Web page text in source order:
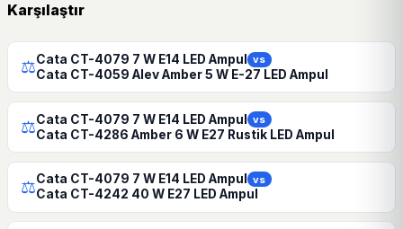
Karşılaştır
⚖Cata CT-4079 7 W E14 LED Ampul vs
Cata CT-4059 Alev Amber 5 W E-27 LED Ampul
⚖Cata CT-4079 7 W E14 LED Ampul vs
Cata CT-4286 Amber 6 W E27 Rustik LED Ampul
⚖Cata CT-4079 7 W E14 LED Ampul vs
Cata CT-4242 40 W E27 LED Ampul